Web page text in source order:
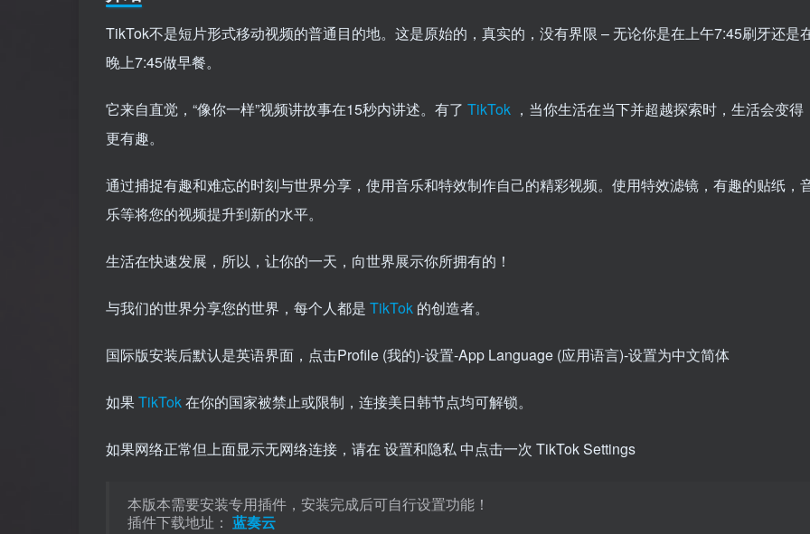
TikTok不是短片形式移动视频的普通目的地。这是原始的，真实的，没有界限 – 无论你是在上午7:45刷牙还是
晚上7:45做早餐。
它来自直觉，“像你一样”视频讲故事在15秒内讲述。有了 TikTok ，当你生活在当下并超越探索时，生活会变得
更有趣。
通过捕捉有趣和难忘的时刻与世界分享，使用音乐和特效制作自己的精彩视频。使用特效滤镜，有趣的贴纸，
乐等将您的视频提升到新的水平。
生活在快速发展，所以，让你的一天，向世界展示你所拥有的！
与我们的世界分享您的世界，每个人都是 TikTok 的创造者。
国际版安装后默认是英语界面，点击Profile (我的)-设置-App Language (应用语言)-设置为中文简体
如果TikTok在你的国家被禁止或限制，连接美日韩节点均可解锁。
如果网络正常但上面显示无网络连接，请在 设置和隐私 中点击一次 TikTok Settings
本版本需要安装专用插件，安装完成后可自行设置功能！
插件下载地址： 蓝奏云